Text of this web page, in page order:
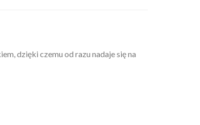
dzięki czemu od razu nadaje się na